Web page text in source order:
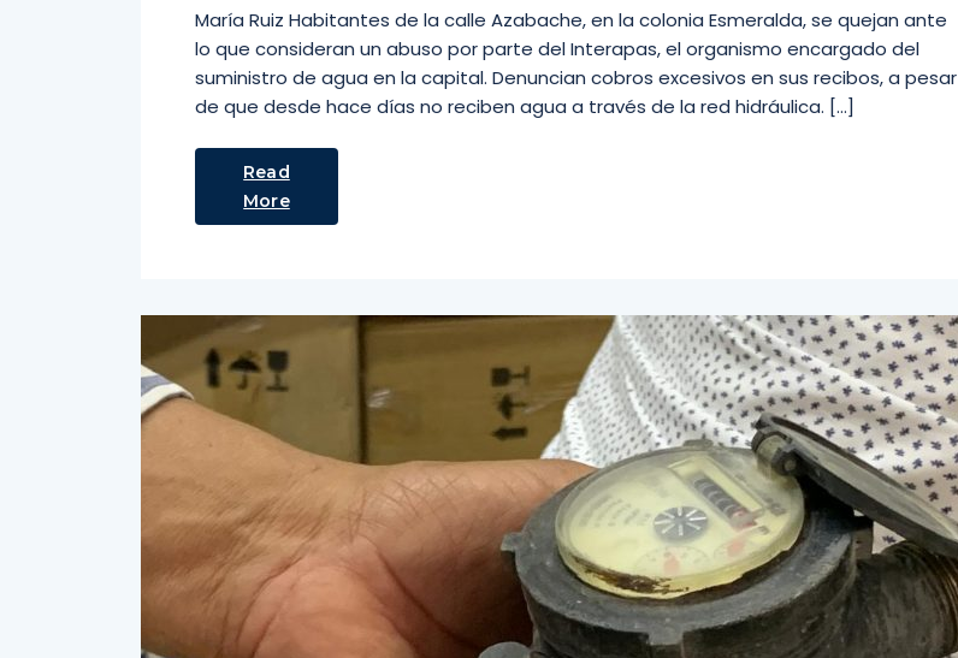
María Ruiz Habitantes de la calle Azabache, en la colonia Esmeralda, se quejan ante
lo que consideran un abuso por parte del Interapas, el organismo encargado del
suministro de agua en la capital. Denuncian cobros excesivos en sus recibos, a pesar
de que desde hace días no reciben agua a través de la red hidráulica. […]
Read
More